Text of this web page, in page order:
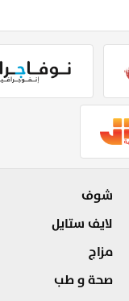
شوف
لايف ستايل
مزاج
صحة و طب